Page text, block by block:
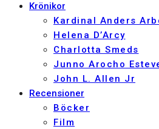
Krönikor
Kardinal Anders
Helena D’Arcy
Charlotta Smeds
Junno Arocho
John L. Allen Jr
Recensioner
Böcker
Film